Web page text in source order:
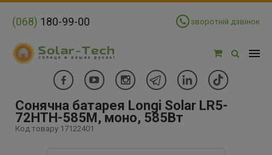
(068) 180-99-00 зворотній дзвінок
Сонячна батарея Longi Solar LR5-
72HTH-585M, моно, 585Вт
Код товару 17122401